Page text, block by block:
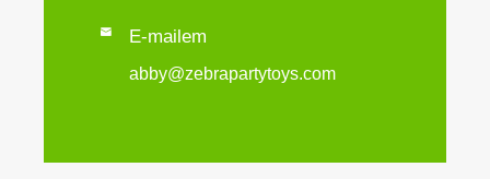
 E-mailem
abby@zebrapartytoys.com